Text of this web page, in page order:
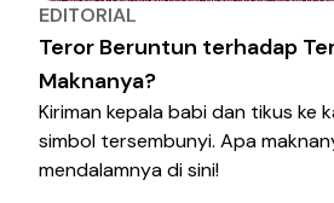
EDITORIAL
Teror Beruntun terhadap
Maknanya?
Kiriman kepala babi dan tikus ke
simbol tersembunyi. Apa
mendalamnya di sini!